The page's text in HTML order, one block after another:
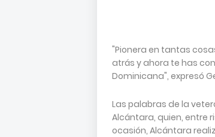
"Pionera en tantas
atrás y ahora te has
Dominicana", expresó
Las palabras de la
Alcántara, quien, entre
ocasión, Alcántara